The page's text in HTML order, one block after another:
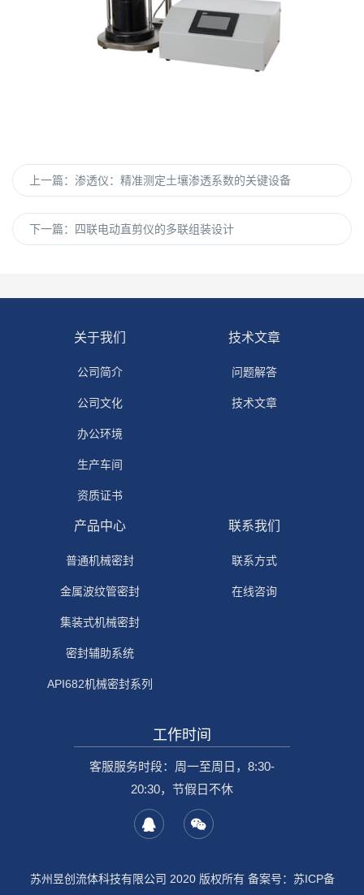
上一篇： 渗透仪：精准测定土壤渗透系数的关键设备
下一篇： 四联电动直剪仪的多联组装设计
关于我们
公司简介
公司文化
办公环境
生产车间
资质证书
技术文章
问题解答
技术文章
产品中心
普通机械密封
金属波纹管密封
集装式机械密封
密封辅助系统
API682机械密封系列
联系我们
联系方式
在线咨询
工作时间
客服服务时段：周一至周日，8:30-
20:30，节假日不休
苏州昱创流体科技有限公司 2020 版权所有 备案号： 苏ICP备